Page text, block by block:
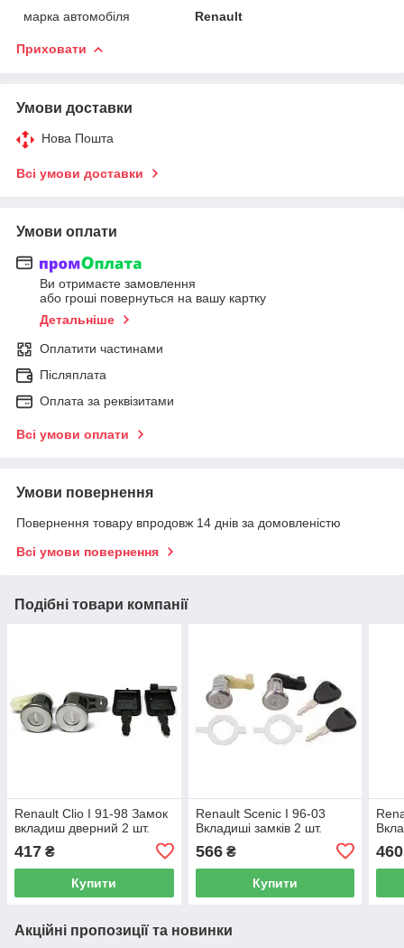
марка автомобіля
Renault
Приховати
Умови доставки
Нова Пошта
Всі умови доставки
Умови оплати
Ви отримаєте замовлення
або гроші повернуться на вашу картку
Детальніше
Оплатити частинами
Післяплата
Оплата за реквізитами
Всі умови оплати
Умови повернення
Повернення товару впродовж 14 днів за домовленістю
Всі умови повернення
Подібні товари компанії
Renault Clio I 91-98 Замок
вкладиш дверний 2 шт.
417 ₴
Купити
Renault Scenic I 96-03
Вкладиші замків 2 шт.
566₴
Купити
460
Акційні пропозиції та новинки